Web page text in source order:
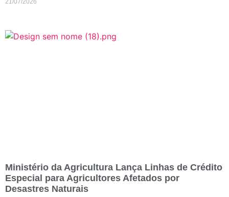
21/07/2026
Ministério da Agricultura Lança Linhas de Crédito
Especial para Agricultores Afetados por
Desastres Naturais